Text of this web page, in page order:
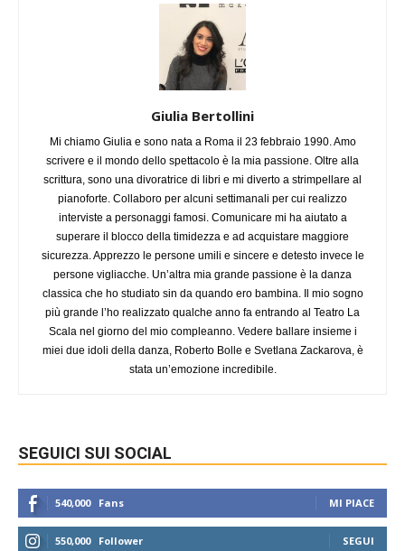
Giulia Bertollini
Mi chiamo Giulia e sono nata a Roma il 23 febbraio 1990. Amo
scrivere e il mondo dello spettacolo è la mia passione. Oltre alla
scrittura, sono una divoratrice di libri e mi diverto a strimpellare al
pianoforte. Collaboro per alcuni settimanali per cui realizzo
interviste a personaggi famosi. Comunicare mi ha aiutato a
superare il blocco della timidezza e ad acquistare maggiore
sicurezza. Apprezzo le persone umili e sincere e detesto invece le
persone vigliacche. Un’altra mia grande passione è la danza
classica che ho studiato sin da quando ero bambina. Il mio sogno
più grande l’ho realizzato qualche anno fa entrando al Teatro La
Scala nel giorno del mio compleanno. Vedere ballare insieme i
miei due idoli della danza, Roberto Bolle e Svetlana Zackarova, è
stata un’emozione incredibile.
SEGUICI SUI SOCIAL
540,000 Fans MI PIACE
550,000 Follower SEGUI